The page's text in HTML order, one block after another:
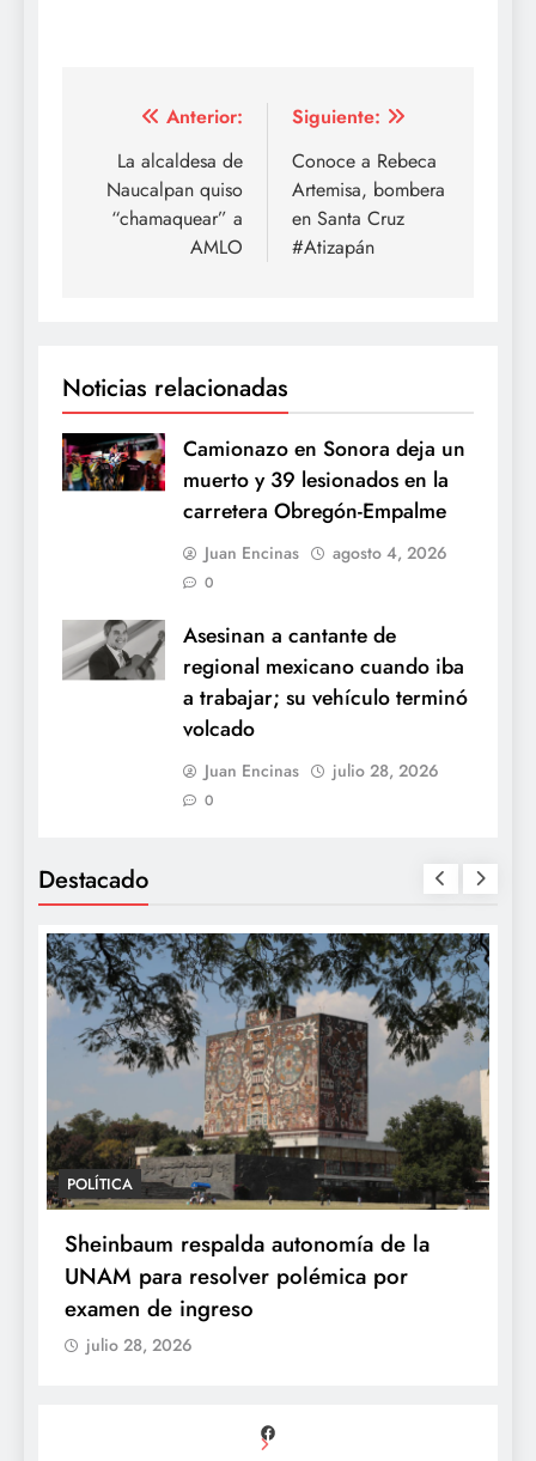
Navegación
de
entradas
Anterior:
La alcaldesa de
Naucalpan quiso
“chamaquear” a
AMLO
Siguiente:
Conoce a Rebeca
Artemisa, bombera
en Santa Cruz
#Atizapán
Noticias relacionadas
Camionazo en Sonora deja un
muerto y 39 lesionados en la
carretera Obregón-Empalme
Juan Encinas agosto 4, 2026
0
Asesinan a cantante de
regional mexicano cuando iba
a trabajar; su vehículo terminó
volcado
Juan Encinas julio 28, 2026
0
Destacado
POLÍTICA
Sheinbaum respalda autonomía de la
UNAM para resolver polémica por
examen de ingreso
julio 28, 2026